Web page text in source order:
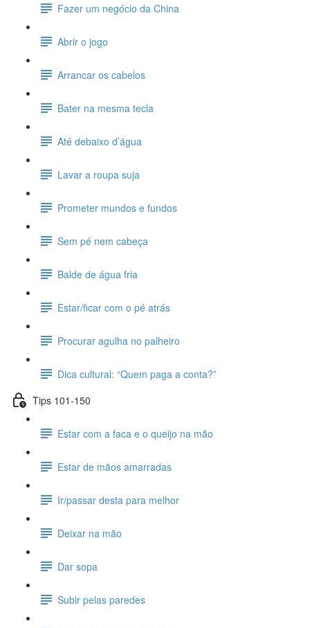
Fazer um negócio da China
Abrir o jogo
Arrancar os cabelos
Bater na mesma tecla
Até debaixo d’água
Lavar a roupa suja
Prometer mundos e fundos
Sem pé nem cabeça
Balde de água fria
Estar/ficar com o pé atrás
Procurar agulha no palheiro
Dica cultural: “Quem paga a conta?”
Tips 101-150
Estar com a faca e o queijo na mão
Estar de mãos amarradas
Ir/passar desta para melhor
Deixar na mão
Dar sopa
Subir pelas paredes